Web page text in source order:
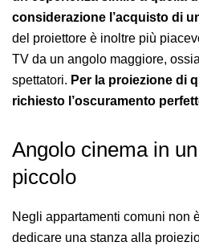
considerazione l’acquisto di
del proiettore è inoltre più
TV da un angolo maggiore,
spettatori. Per la proiezione di
richiesto l’oscuramento
Angolo cinema in
piccolo
Negli appartamenti comuni non
dedicare una stanza alla